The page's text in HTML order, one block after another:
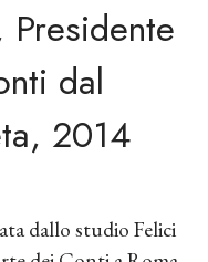
dal
2014
dallo studio Felici